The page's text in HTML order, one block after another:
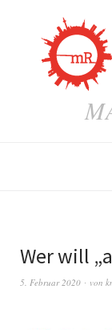
Wer will
5. Februar 2020 von